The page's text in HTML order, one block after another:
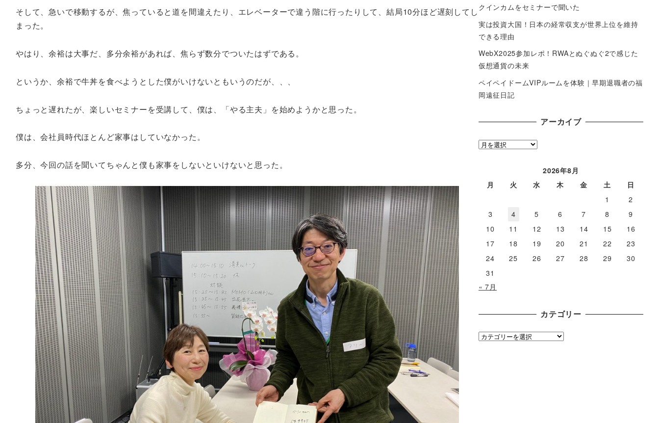
そして、急いで移動するが、焦っていると道を間違えたり、エレベーターで違う階に行ったりして、結局10分ほど遅刻してし
まった。
やはり、余裕は大事だ、多分余裕があれば、焦らず数分でついたはずである。
というか、余裕で牛丼を食べようとした僕がいけないともいうのだが、、、
ちょっと遅れたが、楽しいセミナーを受講して、僕は、「やる主夫」を始めようかと思った。
僕は、会社員時代ほとんど家事はしていなかった。
多分、今回の話を聞いてちゃんと僕も家事をしないといけないと思った。
クインカムをセミナーで聞いた
実は投資大国！日本の経常収支が世界上位を維持
できる理由
WebX2025参加レポ！RWAとぬぐぬぐ2で感じた
仮想通貨の未来
ペイペイドームVIPルームを体験｜早期退職者の福
岡遠征日記
アーカイブ
ア
2026年8月
月
火 水 木 金 土
日
1
2
3
4 5 6 7 8
9
10
11 12 13 14 15
16
17
18 19 20 21 22
23
24
25 26 27 28 29
30
31
« 7月
カテゴリー
カ